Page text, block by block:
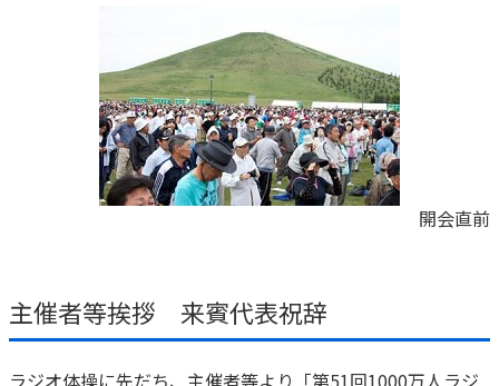
開会直前
主催者等挨拶 来賓代表祝辞
ラジオ体操に先だち、主催者等より「第51回1000万人ラジ